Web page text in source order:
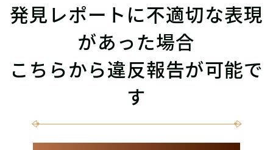
発見レポートに不適切な表現
があった場合
こちらから違反報告が可能で
す